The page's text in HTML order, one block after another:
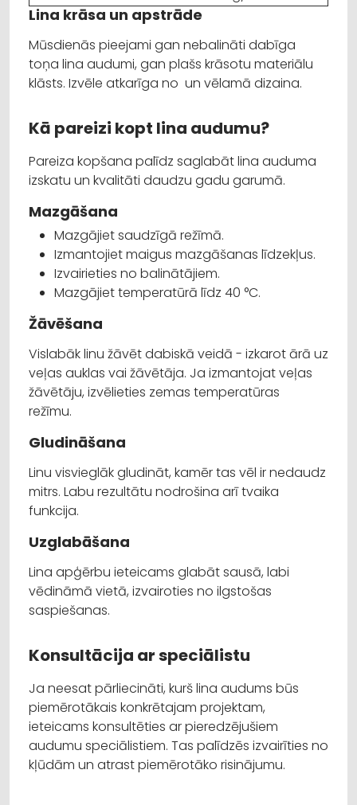
Lina krāsa un apstrāde
Mūsdienās pieejami gan nebalināti dabīga
toņa lina audumi, gan plašs krāsotu materiālu
klāsts. Izvēle atkarīga no un vēlamā dizaina.
Kā pareizi kopt lina audumu?
Pareiza kopšana palīdz saglabāt lina auduma
izskatu un kvalitāti daudzu gadu garumā.
Mazgāšana
Mazgājiet saudzīgā režīmā.
Izmantojiet maigus mazgāšanas līdzekļus.
Izvairieties no balinātājiem.
Mazgājiet temperatūrā līdz 40 °C.
Žāvēšana
Vislabāk linu žāvēt dabiskā veidā - izkarot ārā uz
veļas auklas vai žāvētāja. Ja izmantojat veļas
žāvētāju, izvēlieties zemas temperatūras
režīmu.
Gludināšana
Linu visvieglāk gludināt, kamēr tas vēl ir nedaudz
mitrs. Labu rezultātu nodrošina arī tvaika
funkcija.
Uzglabāšana
Lina apģērbu ieteicams glabāt sausā, labi
vēdināmā vietā, izvairoties no ilgstošas
saspiešanas.
Konsultācija ar speciālistu
Ja neesat pārliecināti, kurš lina audums būs
piemērotākais konkrētajam projektam,
ieteicams konsultēties ar pieredzējušiem
audumu speciālistiem. Tas palīdzēs izvairīties no
kļūdām un atrast piemērotāko risinājumu.